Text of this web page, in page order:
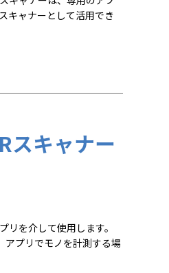
キャナーとして活用でき
スキャナー
を介して使用します。
アプリでモノを計測する場